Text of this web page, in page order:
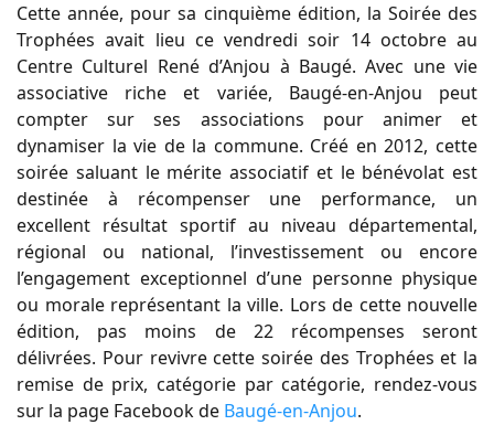
Cette année, pour sa cinquième édition, la Soirée des
Trophées avait lieu ce vendredi soir 14 octobre au
Centre Culturel René d’Anjou à Baugé. Avec une vie
associative riche et variée, Baugé-en-Anjou peut
compter sur ses associations pour animer et
dynamiser la vie de la commune. Créé en 2012, cette
soirée saluant le mérite associatif et le bénévolat est
destinée à récompenser une performance, un
excellent résultat sportif au niveau départemental,
régional ou national, l’investissement ou encore
l’engagement exceptionnel d’une personne physique
ou morale représentant la ville. Lors de cette nouvelle
édition, pas moins de 22 récompenses seront
délivrées. Pour revivre cette soirée des Trophées et la
remise de prix, catégorie par catégorie, rendez-vous
sur la page Facebook de Baugé-en-Anjou.